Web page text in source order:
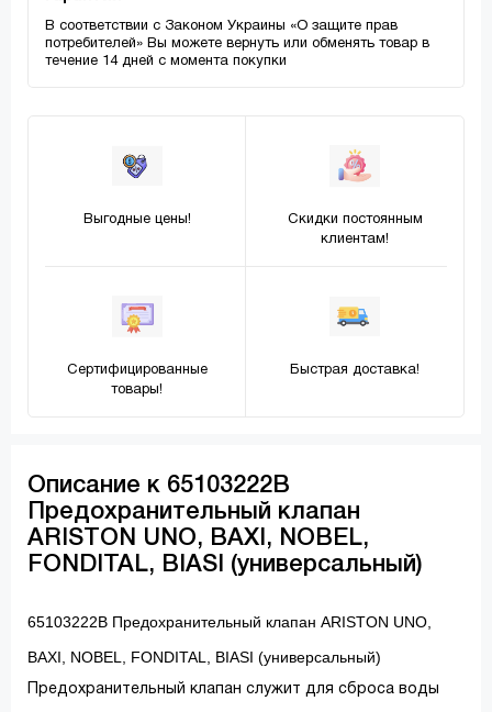
В соответствии с Законом Украины «О защите прав
потребителей» Вы можете вернуть или обменять товар в
течение 14 дней с момента покупки
Выгодные цены!
Скидки постоянным
клиентам!
Сертифицированные
товары!
Быстрая доставка!
Описание к 65103222В
Предохранительный клапан
ARISTON UNO, BAXI, NOBEL,
FONDITAL, BIASI (универсальный)
65103222В Предохранительный клапан ARISTON UNO,
BAXI, NOBEL, FONDITAL, BIASI (универсальный)
Предохранительный клапан служит для сброса воды